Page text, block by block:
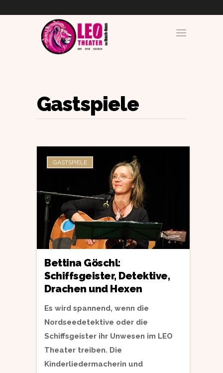
Gastspiele
GASTSPIELE
Bettina Göschl:
Schiffsgeister, Detektive,
Drachen und Hexen
Es wird spannend, wenn die
Nordseedetektive oder die
Schiffsgeister ihr Unwesen im LEO
Theater treiben. Die
Kinderliedermacherin und